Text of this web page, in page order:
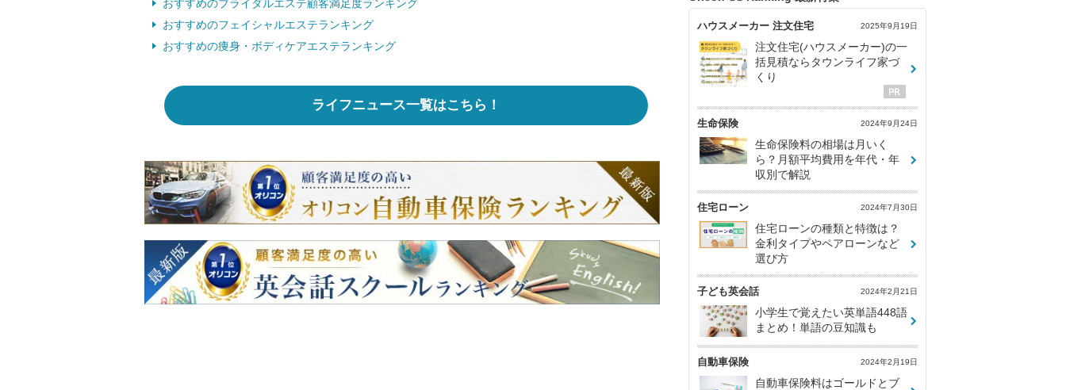
おすすめのブライダルエステ顧客満足度ランキング
おすすめのフェイシャルエステランキング
おすすめの痩身・ボディケアエステランキング
ライフニュース一覧はこちら！
ハウスメーカー 注文住宅 2025年9月19日
注文住宅(ハウスメーカー)の一
括見積ならタウンライフ家づ
くり
生命保険 2024年9月24日
生命保険料の相場は月いく
ら？月額平均費用を年代・年
収別で解説
住宅ローン 2024年7月30日
住宅ローンの種類と特徴は？
金利タイプやペアローンなど
選び方
子ども英会話 2024年2月21日
小学生で覚えたい英単語448語
まとめ！単語の豆知識も
自動車保険 2024年2月19日
自動車保険料はゴールドとブ